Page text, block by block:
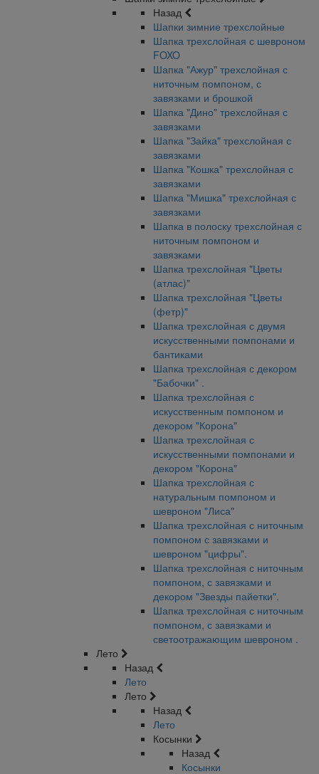
Назад
Шапки зимние трехслойные
Шапка трехслойная с шевроном
FOXO
Шапка "Ажур" трехслойная с
ниточным помпоном, с
завязками и брошкой
Шапка "Дино" трехслойная с
завязками
Шапка "Зайка" трехслойная с
завязками
Шапка "Кошка" трехслойная с
завязками
Шапка "Мишка" трехслойная с
завязками
Шапка в полоску трехслойная с
ниточным помпоном и
завязками
Шапка трехслойная "Цветы
(атлас)"
Шапка трехслойная "Цветы
(фетр)"
Шапка трехслойная с двумя
искусственными помпонами и
бантиками
Шапка трехслойная с декором
"Бабочки" .
Шапка трехслойная с
искусственным помпоном и
декором "Корона"
Шапка трехслойная с
искусственными помпонами и
декором "Корона"
Шапка трехслойная с
натуральным помпоном и
шевроном "Лиса"
Шапка трехслойная с ниточным
помпоном с завязками и
шевроном "цифры".
Шапка трехслойная с ниточным
помпоном, с завязками и
декором "Звезды пайетки".
Шапка трехслойная с ниточным
помпоном, с завязками и
светоотражающим шевроном .
Лето
Назад
Лето
Лето
Назад
Лето
Косынки
Назад
Косынки